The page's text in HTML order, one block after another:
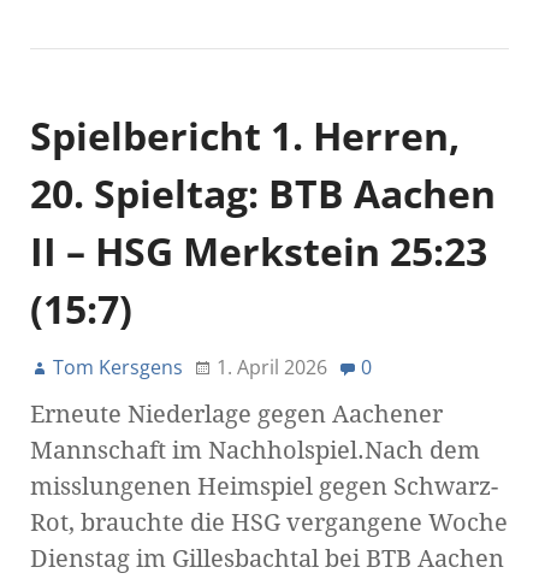
Spielbericht 1. Herren,
20. Spieltag: BTB Aachen
II – HSG Merkstein 25:23
(15:7)
Tom Kersgens 1. April 2026 0
Erneute Niederlage gegen Aachener
Mannschaft im Nachholspiel.Nach dem
misslungenen Heimspiel gegen Schwarz-
Rot, brauchte die HSG vergangene Woche
Dienstag im Gillesbachtal bei BTB Aachen